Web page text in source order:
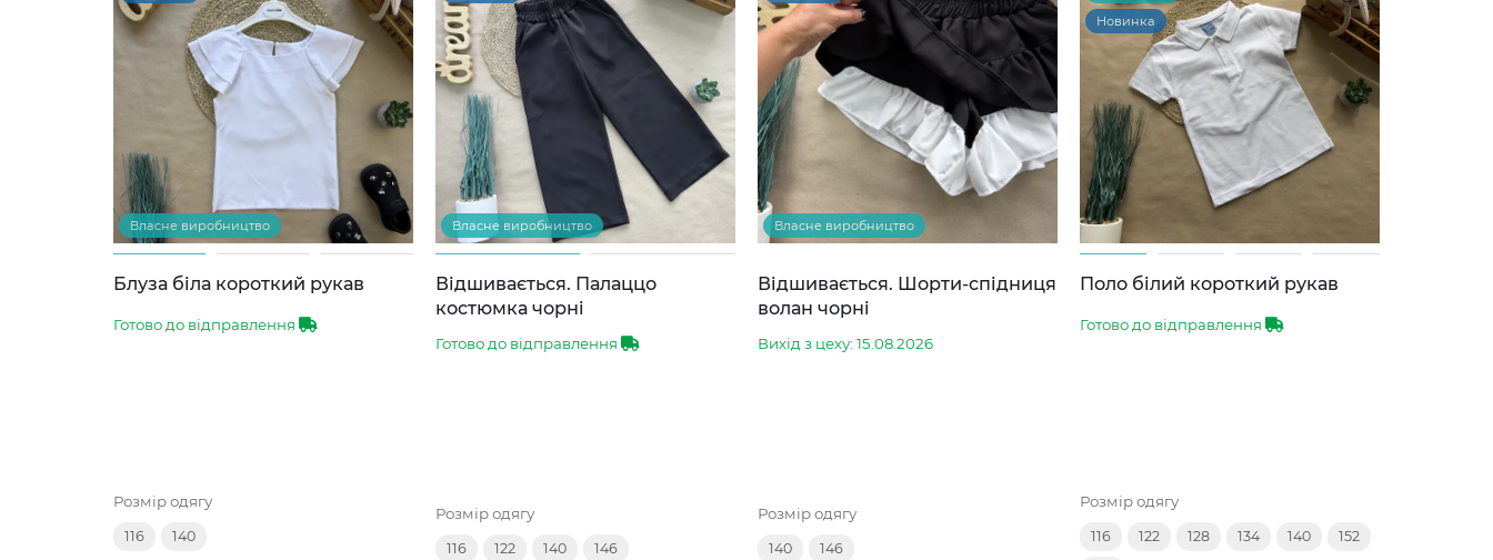
Власне виробництво
Блуза біла короткий рукав
Готово до відправлення
Розмір одягу
116 140
Власне виробництво
Відшивається. Палаццо
костюмка чорні
Готово до відправлення
Розмір одягу
116 122 140 146
Власне виробництво
Відшивається. Шорти-спідниця
волан чорні
Вихід з цеху: 15.08.2026
Розмір одягу
140 146
Новинка
Поло білий короткий рукав
Готово до відправлення
Розмір одягу
116 122 128 134 140 152